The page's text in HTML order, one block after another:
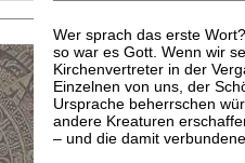
Wer sprach das erste
so war es Gott. Wenn wir
Kirchenvertreter in der
Einzelnen von uns, der
Ursprache beherrschen
andere Kreaturen
– und die damit